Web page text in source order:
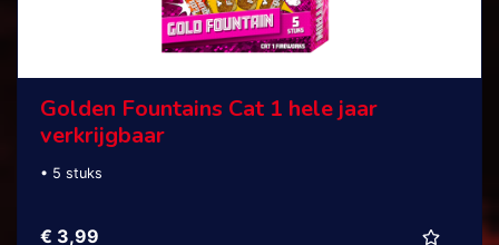
Golden Fountains Cat 1 hele jaar
verkrijgbaar
• 5 stuks
€ 3,99